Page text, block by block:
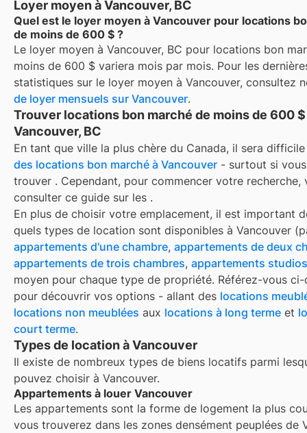
Loyer moyen à Vancouver, BC
Quel est le loyer moyen à Vancouver pour locations
de moins de 600 $ ?
Le loyer moyen à Vancouver, BC pour locations bon
moins de 600 $ variera mois par mois. Pour les
statistiques sur le loyer moyen à Vancouver, consultez
de loyer mensuels sur Vancouver.
Trouver locations bon marché de moins de 600 $
Vancouver, BC
En tant que ville la plus chère du Canada, il sera
des locations bon marché à Vancouver - surtout si
trouver . Cependant, pour commencer votre recherche,
consulter ce guide sur les .
En plus de choisir votre emplacement, il est important
quels types de location sont disponibles à Vancouver
appartements d'une chambre, appartements de deux
appartements de trois chambres, appartements studios
moyen pour chaque type de propriété. Référez-vous ci-
pour découvrir vos options - allant des locations
locations non meublées aux locations à long terme et
court terme.
Types de location à Vancouver
Il existe de nombreux types de biens locatifs parmi
pouvez choisir à Vancouver.
Appartements à louer Vancouver
Les appartements sont la forme de logement la plus
vous trouverez dans les zones densément peuplées de